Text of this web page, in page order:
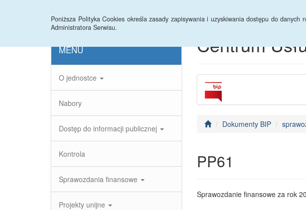
Poniższa Polityka Cookies określa zasady zapisywania i uzyskiwania dostępu do
Administratora Serwisu.
MENU
O jednostce
Nabory
Dostęp do informacji publicznej
Kontrola
Sprawozdania finansowe
Projekty unijne
Centrum
Dokumenty BIP
PP61
Sprawozdanie finansowe za rok